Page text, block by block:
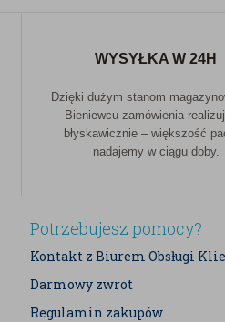
WYSYŁKA W 24H
Dzięki dużym stanom
Bieniewcu zamówienia
błyskawicznie – większość
nadajemy w ciągu doby.
Potrzebujesz pomocy?
Kontakt z Biurem Obsługi
Darmowy zwrot
Regulamin zakupów